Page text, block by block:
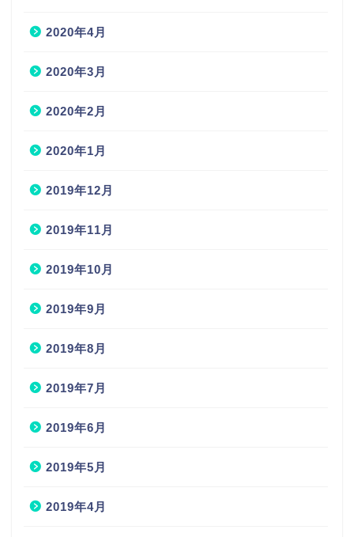
2020年4月
2020年3月
2020年2月
2020年1月
2019年12月
2019年11月
2019年10月
2019年9月
2019年8月
2019年7月
2019年6月
2019年5月
2019年4月